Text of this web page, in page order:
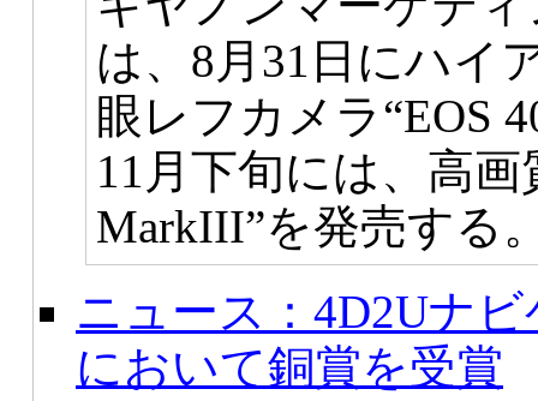
は、8月31日にハイ
眼レフカメラ“EOS
11月下旬には、高画
MarkIII”を発売する
ニュース：4D2Uナ
において銅賞を受賞